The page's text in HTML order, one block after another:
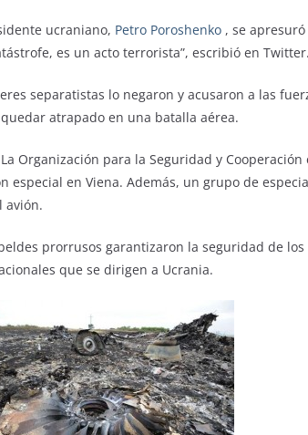
ucraniano, Petro Poroshenko , se
es un acto terrorista”, escribió en Twitter.
separatistas lo negaron y acusaron a las
atrapado en una batalla aérea.
La Organización para la Seguridad y
especial en Viena. Además, un grupo de
avión.
prorrusos garantizaron la seguridad de
que se dirigen a Ucrania.